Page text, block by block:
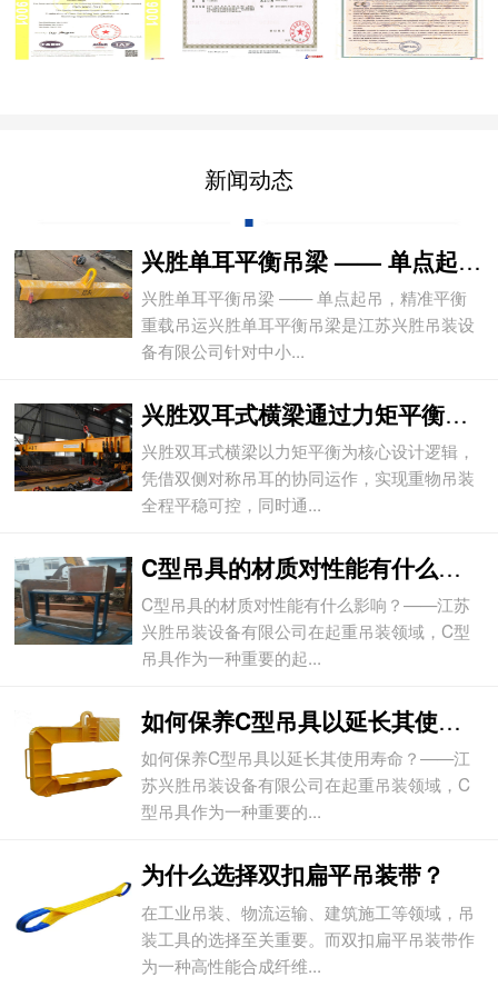
新闻动态
兴胜单耳平衡吊梁 —— 单点起吊，精准平
兴胜单耳平衡吊梁 —— 单点起吊，精准平衡
重载吊运兴胜单耳平衡吊梁是江苏兴胜吊装设
备有限公司针对中小...
兴胜双耳式横梁通过力矩平衡实现重物平稳吊
兴胜双耳式横梁以力矩平衡为核心设计逻辑，
凭借双侧对称吊耳的协同运作，实现重物吊装
全程平稳可控，同时通...
C型吊具的材质对性能有什么影响？
C型吊具的材质对性能有什么影响？——江苏
兴胜吊装设备有限公司在起重吊装领域，C型
吊具作为一种重要的起...
如何保养C型吊具以延长其使用寿命？
如何保养C型吊具以延长其使用寿命？——江
苏兴胜吊装设备有限公司在起重吊装领域，C
型吊具作为一种重要的...
为什么选择双扣扁平吊装带？
在工业吊装、物流运输、建筑施工等领域，吊
装工具的选择至关重要。而双扣扁平吊装带作
为一种高性能合成纤维...